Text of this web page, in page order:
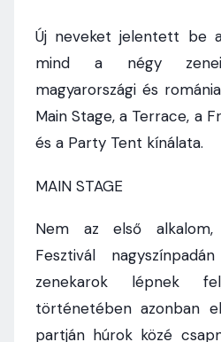
Új neveket jelentett be
mind a négy zenei
magyarországi és
Main Stage, a Terrace, a
és a Party Tent kínálata.
MAIN STAGE
Nem az első
Fesztivál
zenekarok lépnek
történetében azonban
partján húrok közé